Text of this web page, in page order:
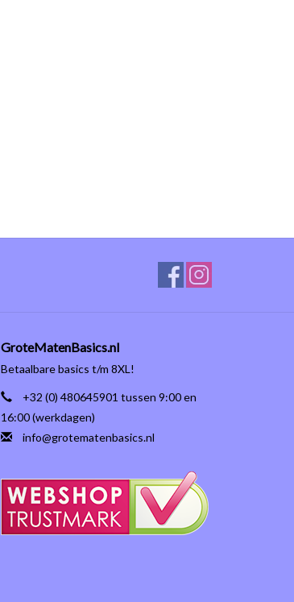
GroteMatenBasics.nl
Betaalbare basics t/m 8XL!
+32 (0) 480645901 tussen 9:00 en
16:00 (werkdagen)
info@grotematenbasics.nl